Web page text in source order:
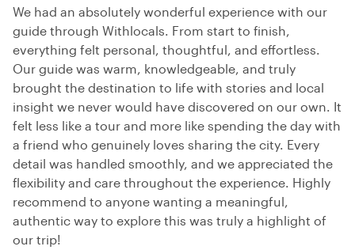
We had an absolutely wonderful experience with our
guide through Withlocals. From start to finish,
everything felt personal, thoughtful, and effortless.
Our guide was warm, knowledgeable, and truly
brought the destination to life with stories and local
insight we never would have discovered on our own. It
felt less like a tour and more like spending the day with
a friend who genuinely loves sharing the city. Every
detail was handled smoothly, and we appreciated the
flexibility and care throughout the experience. Highly
recommend to anyone wanting a meaningful,
authentic way to explore this was truly a highlight of
our trip!